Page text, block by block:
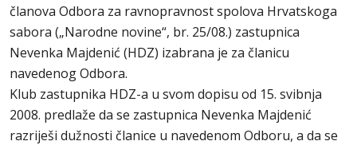
članova Odbora za ravnopravnost spolova Hrvatskoga
sabora („Narodne novine“, br. 25/08.) zastupnica
Nevenka Majdenić (HDZ) izabrana je za članicu
navedenog Odbora.
Klub zastupnika HDZ-a u svom dopisu od 15. svibnja
2008. predlaže da se zastupnica Nevenka Majdenić
razriješi dužnosti članice u navedenom Odboru, a da se